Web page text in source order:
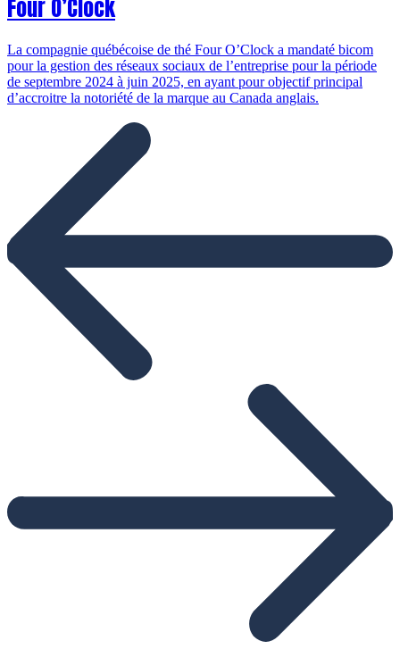
Four O’Clock
La compagnie québécoise de thé Four O’Clock a mandaté bicom
pour la gestion des réseaux sociaux de l’entreprise pour la période
de septembre 2024 à juin 2025, en ayant pour objectif principal
d’accroitre la notoriété de la marque au Canada anglais.